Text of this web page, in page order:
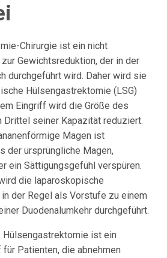
Chirurgie ist ein nicht
Gewichtsreduktion, der in der
durchgeführt wird. Daher wird sie
Hülsengastrektomie (LSG)
Eingriff wird die Größe des
Drittel seiner Kapazität reduziert.
Magen ist
der ursprüngliche Magen,
ein Sättigungsgefühl verspüren.
die laparoskopische
der Regel als Vorstufe zu einem
Duodenalumkehr durchgeführt.
ist ein
Patienten, die abnehmen